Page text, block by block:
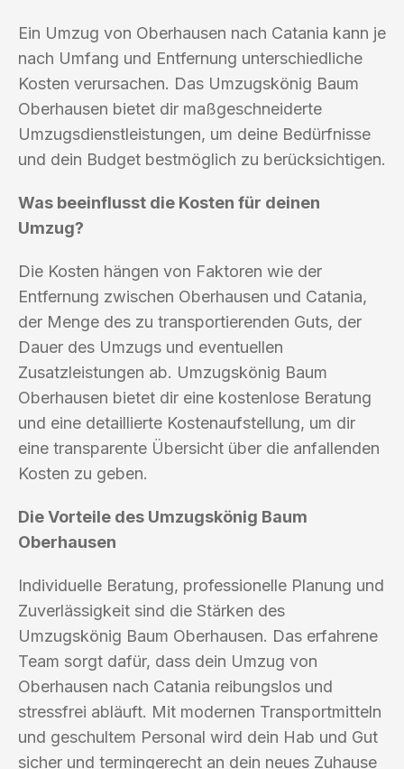
Ein Umzug von Oberhausen nach Catania kann je
nach Umfang und Entfernung unterschiedliche
Kosten verursachen. Das Umzugskönig Baum
Oberhausen bietet dir maßgeschneiderte
Umzugsdienstleistungen, um deine Bedürfnisse
und dein Budget bestmöglich zu berücksichtigen.
Was beeinflusst die Kosten für deinen
Umzug?
Die Kosten hängen von Faktoren wie der
Entfernung zwischen Oberhausen und Catania,
der Menge des zu transportierenden Guts, der
Dauer des Umzugs und eventuellen
Zusatzleistungen ab. Umzugskönig Baum
Oberhausen bietet dir eine kostenlose Beratung
und eine detaillierte Kostenaufstellung, um dir
eine transparente Übersicht über die anfallenden
Kosten zu geben.
Die Vorteile des Umzugskönig Baum
Oberhausen
Individuelle Beratung, professionelle Planung und
Zuverlässigkeit sind die Stärken des
Umzugskönig Baum Oberhausen. Das erfahrene
Team sorgt dafür, dass dein Umzug von
Oberhausen nach Catania reibungslos und
stressfrei abläuft. Mit modernen Transportmitteln
und geschultem Personal wird dein Hab und Gut
sicher und termingerecht an dein neues Zuhause